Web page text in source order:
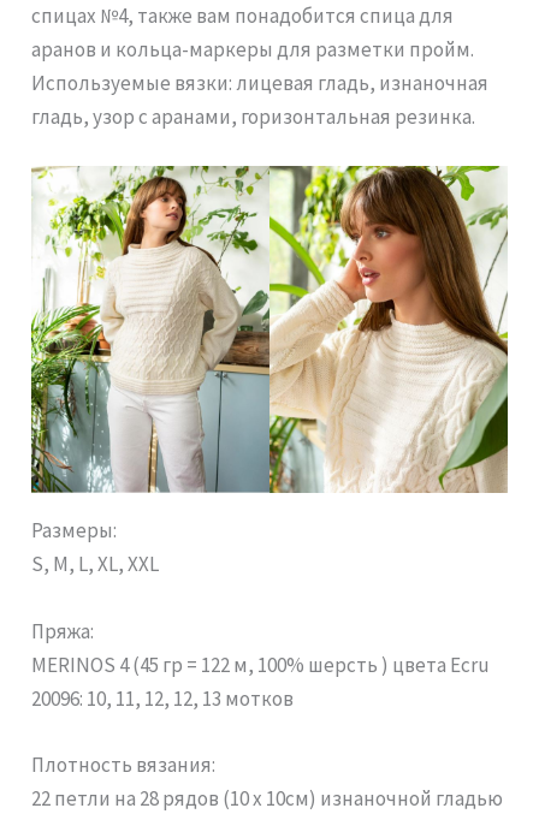
спицах №4, также вам понадобится спица для
аранов и кольца-маркеры для разметки пройм.
Используемые вязки: лицевая гладь, изнаночная
гладь, узор с аранами, горизонтальная резинка.
Размеры:
S, M, L, XL, XXL
Пряжа:
MERINOS 4 (45 гр = 122 м, 100% шерсть ) цвета Ecru
20096: 10, 11, 12, 12, 13 мотков
Плотность вязания:
22 петли на 28 рядов (10 х 10см) изнаночной гладью